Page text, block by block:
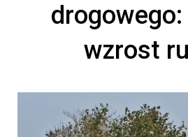
wzrost